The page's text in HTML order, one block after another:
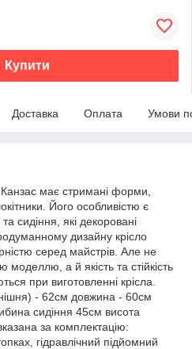
Купити
Доставка Оплата Умови
має стримані форми,
Його особливістю є
сидіння, які декоровані
дизайну крісло
серед майстрів. Але не
а й якість та стійкість
при виготовленні крісла.
- 62см довжина - 60см
сидіння 45см висота
за комплектацію:
гідравлічний підйомний